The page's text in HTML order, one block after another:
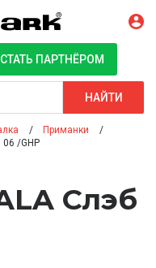
СТАТЬ ПАРТНЁРОМ
НАЙТИ
Приманки
06 /GHP
Слэб